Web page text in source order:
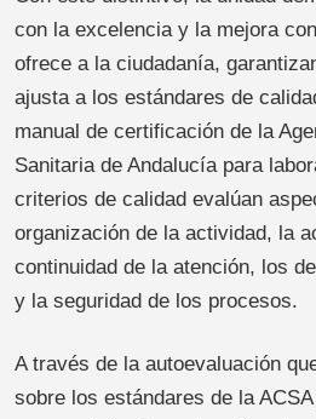
con la excelencia y la mejora
ofrece a la ciudadanía,
ajusta a los estándares de
manual de certificación de la
Sanitaria de Andalucía para
criterios de calidad evalúan
organización de la actividad, la
continuidad de la atención, los
y la seguridad de los procesos.
A través de la autoevaluación
sobre los estándares de la